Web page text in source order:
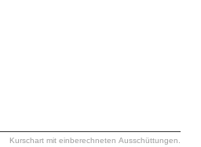
Kurschart mit einberechneten Ausschüttungen.